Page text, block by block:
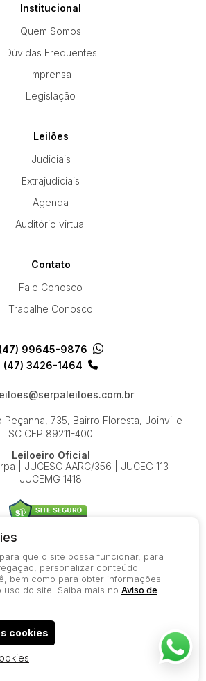
Institucional
Quem Somos
Dúvidas Frequentes
Imprensa
Legislação
Leilões
Judiciais
Extrajudiciais
Agenda
Auditório virtual
Contato
Fale Conosco
Trabalhe Conosco
(47) 99645-9876
(47) 3426-1464
Peçanha, 735, Bairro Floresta, Joinville -
SC CEP 89211-400
Leiloeiro Oficial
| JUCESC AARC/356 | JUCEG 113 |
JUCEMG 1418
- Todos os direitos reservados
Política de Privacidade
Termos de Uso
que o site possa funcionar, para
personalizar conteúdo
bem como para obter informações
do site. Saiba mais no Aviso de
cookies